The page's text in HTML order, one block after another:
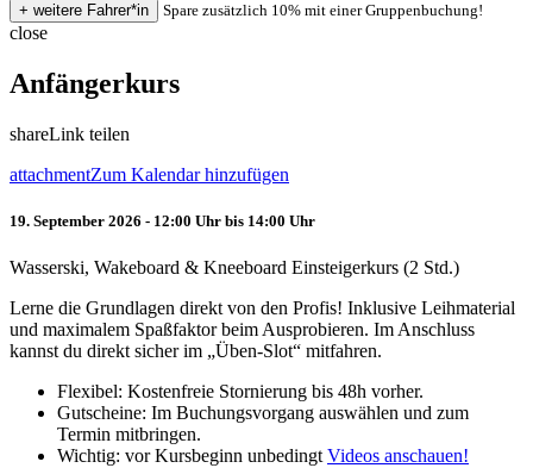
Spare zusätzlich 10% mit einer Gruppenbuchung!
close
Anfängerkurs
shareLink teilen
attachmentZum Kalendar hinzufügen
19. September 2026 - 12:00 Uhr bis 14:00 Uhr
Wasserski, Wakeboard & Kneeboard Einsteigerkurs (2 Std.)
Lerne die Grundlagen direkt von den Profis! Inklusive Leihmaterial
und maximalem Spaßfaktor beim Ausprobieren. Im Anschluss
kannst du direkt sicher im „Üben-Slot“ mitfahren.
Flexibel: Kostenfreie Stornierung bis 48h vorher.
Gutscheine: Im Buchungsvorgang auswählen und zum
Termin mitbringen.
Wichtig: vor Kursbeginn unbedingtVideos anschauen!